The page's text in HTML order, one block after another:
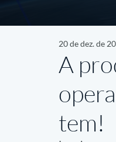
A
tem!
20 de dez. de